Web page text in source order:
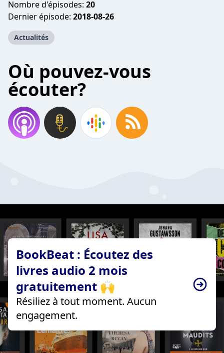
Nombre d'épisodes: 20
Dernier épisode: 2018-08-26
Actualités
Où pouvez-vous
écouter?
BookBeat : Écoutez des
livres audio 2 mois
gratuitement 🙌
Résiliez à tout moment. Aucun
engagement.